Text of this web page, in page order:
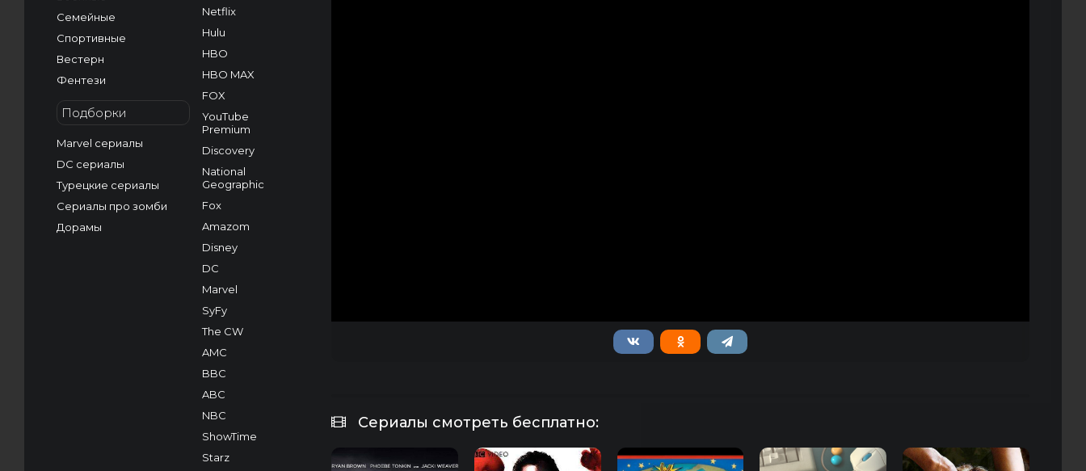
Семейные
Спортивные
Вестерн
Фентези
Подборки
Marvel сериалы
DC сериалы
Турецкие сериалы
Сериалы про зомби
Дорамы
Netflix
Hulu
HBO
HBO MAX
FOX
YouTube
Premium
Discovery
National
Geographic
Fox
Amazom
Disney
DC
Marvel
SyFy
The CW
AMC
BBC
ABC
NBC
ShowTime
Starz
Сериалы смотреть бесплатно: